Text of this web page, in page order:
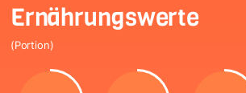
Ernährungswerte
(Portion)